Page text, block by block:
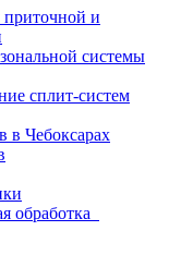
и
системы
сплит-систем
в Чебоксарах
обработка